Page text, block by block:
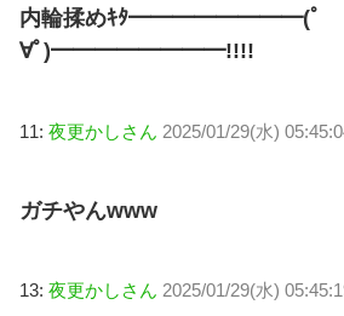
内輪揉めｷﾀ━━━━━━━━(ﾟ
∀ﾟ)━━━━━━━━!!!!
11: 夜更かしさん 2025/01/29(水)
ガチやんwww
13: 夜更かしさん 2025/01/29(水)